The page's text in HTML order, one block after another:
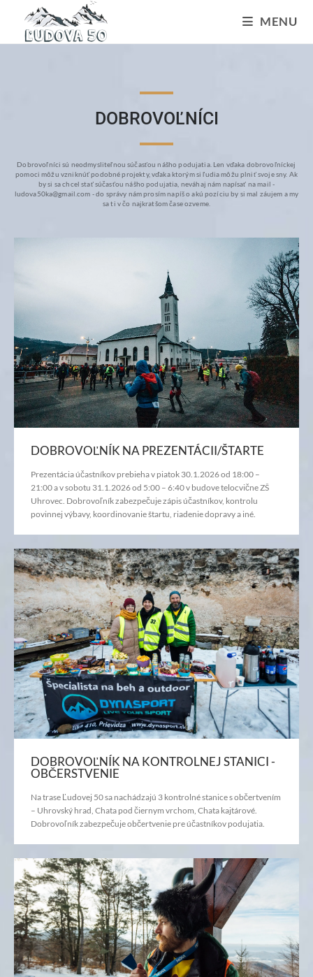
MENU
DOBROVOĽNÍCI
Dobrovoľníci sú neodmysliteľnou súčasťou nášho podujatia. Len vďaka dobrovoľníckej
pomoci môžu vzniknúť podobné projekty, vďaka ktorým si ľudia môžu plniť svoje sny. Ak
by si sa chcel stať súčasťou nášho podujatia, neváhaj nám napísať na mail -
ludova50ka@gmail.com - do správy nám prosím napíš o akú pozíciu by si mal záujem a my
sa ti v čo najkratšom čase ozveme.
DOBROVOĽNÍK NA PREZENTÁCII/ŠTARTE
Prezentácia účastníkov prebieha v piatok 30.1.2026 od 18:00 –
21:00 a v sobotu 31.1.2026 od 5:00 – 6:40 v budove telocvične ZŠ
Uhrovec. Dobrovoľník zabezpečuje zápis účastníkov, kontrolu
povinnej výbavy, koordinovanie štartu, riadenie dopravy a iné.
DOBROVOĽNÍK NA KONTROLNEJ STANICI -
OBČERSTVENIE
Na trase Ľudovej 50 sa nachádzajú 3 kontrolné stanice s občertvením
– Uhrovský hrad, Chata pod čiernym vrchom, Chata kajtárové.
Dobrovoľník zabezpečuje občertvenie pre účastníkov podujatia.